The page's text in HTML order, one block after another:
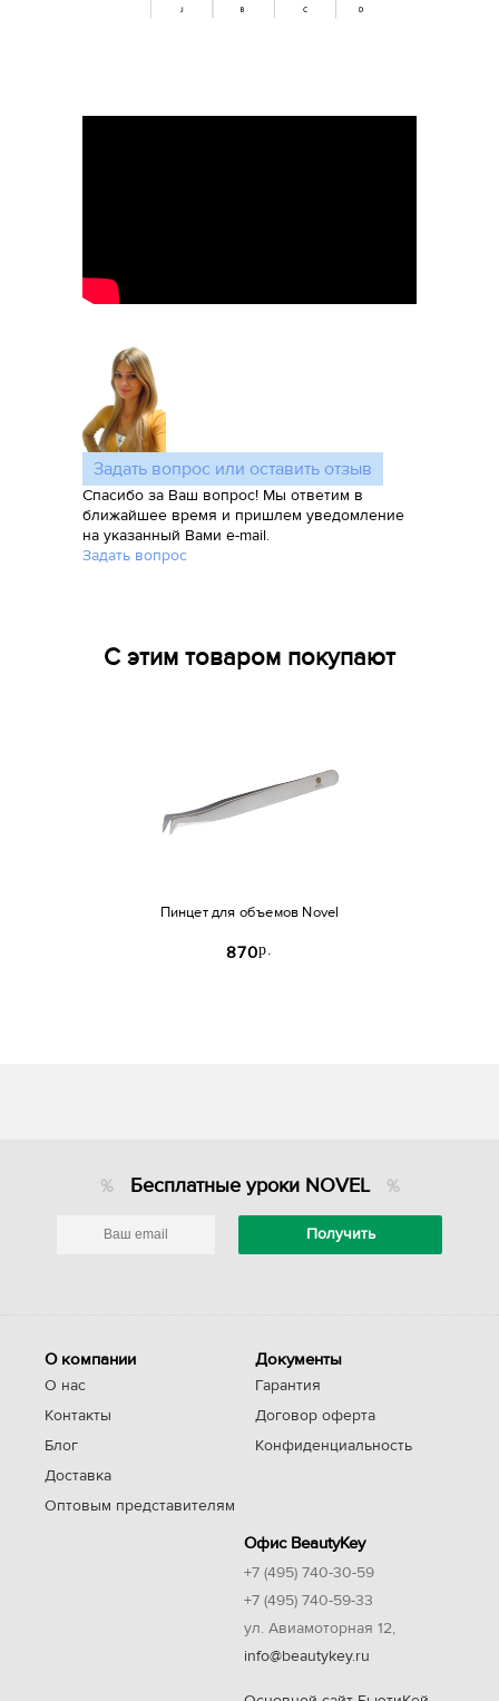
Задать вопрос или оставить отзыв
Спасибо за Ваш вопрос! Мы ответим в
ближайшее время и пришлем уведомление
на указанный Вами e-mail.
Задать вопрос
С этим товаром покупают
Пинцет для объемов Novel
870p.
Бесплатные уроки NOVEL
О компании
О нас
Контакты
Блог
Доставка
Оптовым представителям
Документы
Гарантия
Договор оферта
Конфиденциальность
Офис BeautyKey
+7 (495) 740-30-59
+7 (495) 740-59-33
ул. Авиамоторная 12,
info@beautykey.ru